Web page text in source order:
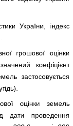
України, індекс
грошової оцінки
коефіцієнт
застосовується
оцінки земель
дати проведення